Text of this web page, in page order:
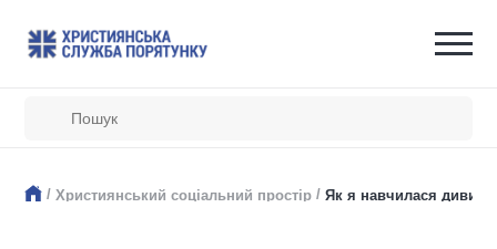
/ Християнський соціальний простір / Як я навчилася